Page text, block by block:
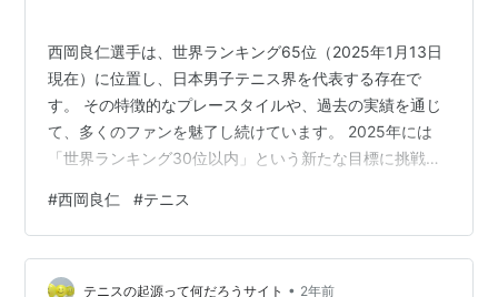
西岡良仁選手は、世界ランキング65位（2025年1月13日
現在）に位置し、日本男子テニス界を代表する存在で
す。 その特徴的なプレースタイルや、過去の実績を通じ
て、多くのファンを魅了し続けています。 2025年には
「世界ランキング30位以内」という新たな目標に挑戦
は、西岡選手の現在の活躍、プレースタイルの魅力、そ
して未来への挑戦について詳しくご紹介します。 ぜひ最
後までお読みいただき、彼の成長と挑戦を応援してくだ
さい！ 西岡良仁選手の現在のランキングと実績 ① 最新
#西岡良仁 #テニス
テニスの起源って何だろうサイト • 2年前